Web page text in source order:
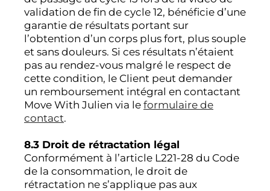
validation de fin de cycle 12, bénéficie d’une
garantie de résultats portant sur
l’obtention d’un corps plus fort, plus souple
et sans douleurs. Si ces résultats n’étaient
pas au rendez-vous malgré le respect de
cette condition, le Client peut demander
un remboursement intégral en contactant
Move With Julien via le formulaire de
contact.
8.3 Droit de rétractation légal
Conformément à l’article L221-28 du Code
de la consommation, le droit de
rétractation ne s’applique pas aux